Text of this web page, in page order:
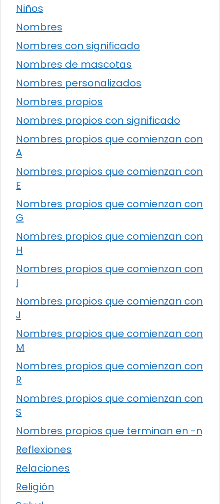
Niños
Nombres
Nombres con significado
Nombres de mascotas
Nombres personalizados
Nombres propios
Nombres propios con significado
Nombres propios que comienzan con
A
Nombres propios que comienzan con
E
Nombres propios que comienzan con
G
Nombres propios que comienzan con
H
Nombres propios que comienzan con
I
Nombres propios que comienzan con
J
Nombres propios que comienzan con
M
Nombres propios que comienzan con
R
Nombres propios que comienzan con
S
Nombres propios que terminan en -n
Reflexiones
Relaciones
Religión